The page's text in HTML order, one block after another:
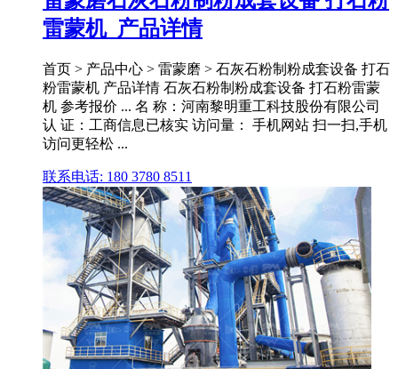
雷蒙机_产品详情
首页 > 产品中心 > 雷蒙磨 > 石灰石粉制粉成套设备 打石
粉雷蒙机 产品详情 石灰石粉制粉成套设备 打石粉雷蒙
机 参考报价 ... 名 称：河南黎明重工科技股份有限公司
认 证：工商信息已核实 访问量： 手机网站 扫一扫,手机
访问更轻松 ...
联系电话: 180 3780 8511